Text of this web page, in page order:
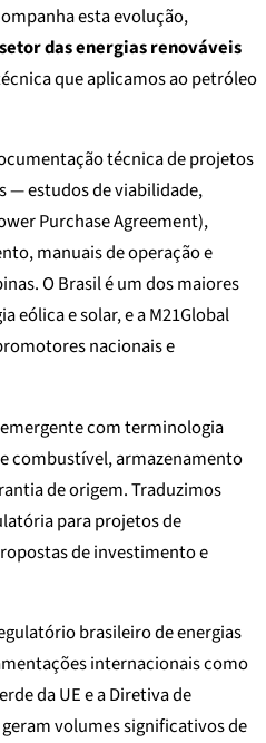
esta evolução,
das energias renováveis
que aplicamos ao petróleo
técnica de projetos
— estudos de viabilidade,
Purchase Agreement),
manuais de operação e
O Brasil é um dos maiores
eólica e solar, e a M21Global
nacionais e
com terminologia
combustível, armazenamento
de origem. Traduzimos
para projetos de
de investimento e
brasileiro de energias
internacionais como
da UE e a Diretiva de
geram volumes significativos de